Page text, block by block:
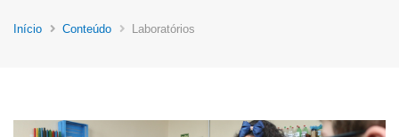
Início Conteúdo Laboratórios